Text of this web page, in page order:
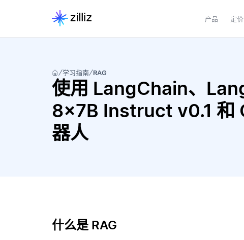
产品 定价
学习指南 RAG
使用 LangChain、
8x7B Instruct v0.1 和
器人
什么是 RAG